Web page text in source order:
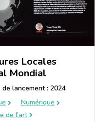
Locales
Mondial
de lancement : 2024
Numérique
de l'art